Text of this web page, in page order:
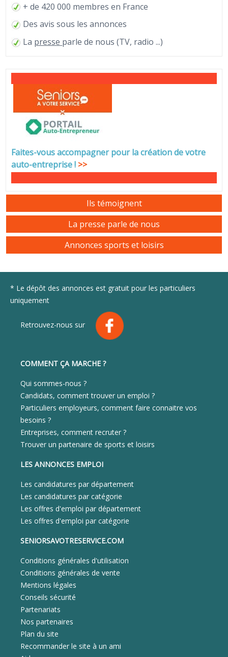
+ de 420 000 membres en France
Des avis sous les annonces
La presse parle de nous (TV, radio ...)
Faites-vous accompagner pour la création de votre
auto-entreprise! >>
Ils témoignent
La presse parle de nous
Annonces sports et loisirs
* Le dépôt des annonces est gratuit pour les particuliers
uniquement
Retrouvez-nous sur
COMMENT ÇA MARCHE ?
Qui sommes-nous ?
Candidats, comment trouver un emploi ?
Particuliers employeurs, comment faire connaitre vos
besoins ?
Entreprises, comment recruter ?
Trouver un partenaire de sports et loisirs
LES ANNONCES EMPLOI
Les candidatures par département
Les candidatures par catégorie
Les offres d'emploi par département
Les offres d'emploi par catégorie
SENIORSAVOTRESERVICE.COM
Conditions générales d'utilisation
Conditions générales de vente
Mentions légales
Conseils sécurité
Partenariats
Nos partenaires
Plan du site
Recommander le site à un ami